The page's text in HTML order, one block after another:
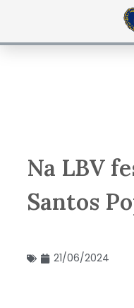
Na LBV
Santos
21/06/2024